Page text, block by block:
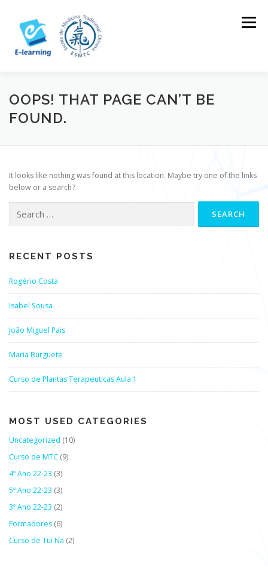
content
Menu
OOPS! THAT PAGE CAN’T BE
FOUND.
It looks like nothing was found at this location. Maybe try one of the links
below or a search?
for:
RECENT POSTS
Rogério Costa
Isabel Sousa
João Miguel Pais
Maria Burguete
Curso de Plantas Terapeuticas Aula 1
MOST USED CATEGORIES
Uncategorized (10)
Curso de MTC (9)
4º Ano 22-23 (3)
5º Ano 22-23 (3)
3º Ano 22-23 (2)
Formadores (6)
Curso de Tui Na (2)